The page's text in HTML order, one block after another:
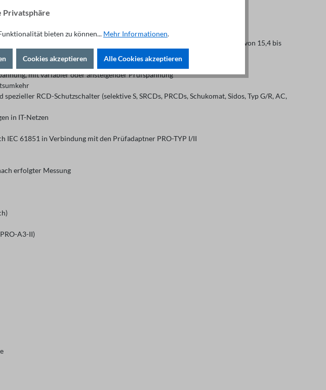
und Drehstromnetze mit Spannungen von 65 bis 500 V und Frequenzen von 15,4 bis
mit variabler oder ansteigender Prüfspannung
RCD-Schutzschalter (selektive S, SRCDs, PRCDs, Schukomat, Sidos, Typ G/R, AC,
in IT-Netzen
IEC 61851 in Verbindung mit den Prüfadaptner PRO-TYP I/II
erfolgter Messung
A3-II)
bieten zu können... Mehr Informationen.
Cookies akzeptieren Alle Cookies akzeptieren